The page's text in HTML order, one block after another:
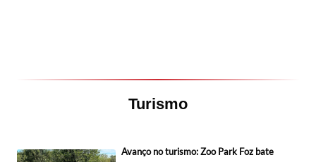
Turismo
Avanço no turismo: Zoo Park Foz bate